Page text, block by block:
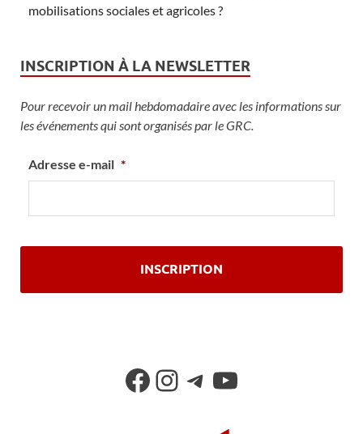
mobilisations sociales et agricoles ?
INSCRIPTION À LA NEWSLETTER
Pour recevoir un mail hebdomadaire avec les informations sur
les événements qui sont organisés par le GRC.
Adresse e-mail *